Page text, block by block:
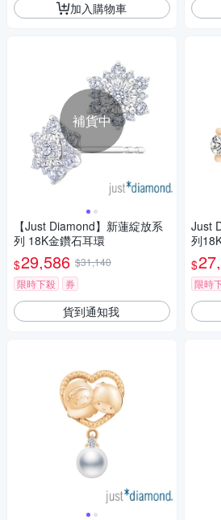
加入購物車
補貨中
【Just Diamond】新蓮綻放系
列 18K金鑽石耳環
$29,586 $31,140
限時下殺
券
貨到通知我
Just
列
$
限時